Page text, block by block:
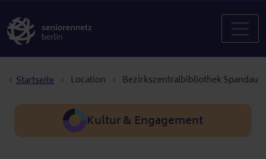
Startseite Location Bezirkszentralbibliothek Spandau
Kultur & Engagement